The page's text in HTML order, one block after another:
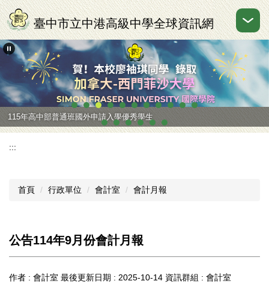
跳
到
主
要
區
臺中市立中港高級中學全球資訊網
115年高中部普通班國外申請入學優秀學生
:::
首頁 行政單位 會計室 會計月報
公告114年9月份會計月報
作者 : 會計室 最後更新日期 : 2025-10-14 資訊群組 : 會計室